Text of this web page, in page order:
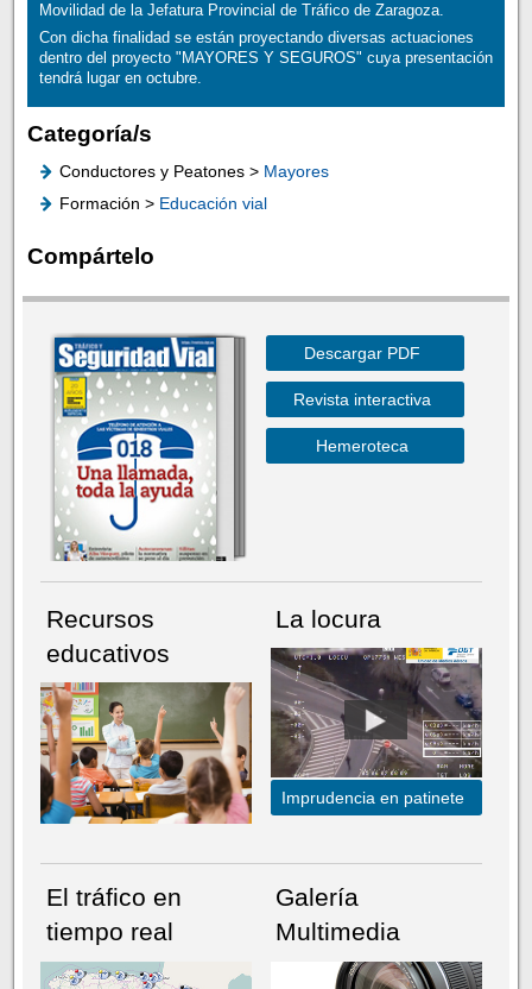
Movilidad de la Jefatura Provincial de Tráfico de Zaragoza.
Con dicha finalidad se están proyectando diversas actuaciones
dentro del proyecto "MAYORES Y SEGUROS" cuya presentación
tendrá lugar en octubre.
Categoría/s
Conductores y Peatones > Mayores
Formación > Educación vial
Compártelo
Descargar PDF
Revista interactiva
Hemeroteca
Recursos
educativos
La locura
Imprudencia en patinete
El tráfico en
tiempo real
Galería
Multimedia